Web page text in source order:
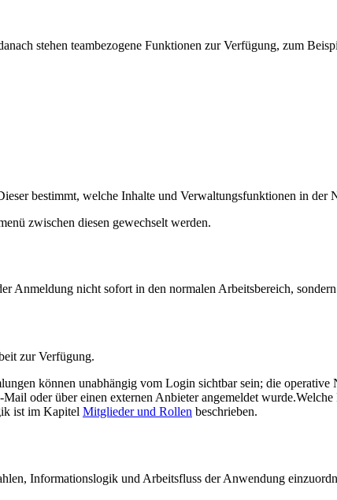
stehen teambezogene Funktionen zur Verfügung, zum
bestimmt, welche Inhalte und Verwaltungsfunktionen in der
zwischen diesen gewechselt werden.
Anmeldung nicht sofort in den normalen Arbeitsbereich,
zur Verfügung.
können unabhängig vom Login sichtbar sein; die
oder über einen externen Anbieter angemeldet
ist im Kapitel Mitglieder und Rollen beschrieben.
Informationslogik und Arbeitsfluss der Anwendung